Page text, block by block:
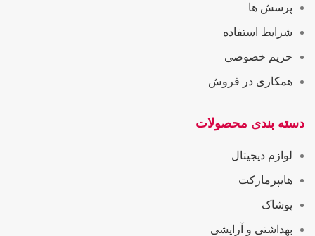
پرسش ها
شرایط استفاده
حریم خصوصی
همکاری در فروش
دسته بندی محصولات
لوازم دیجیتال
هایپرمارکت
پوشاک
بهداشتی و آرایشی